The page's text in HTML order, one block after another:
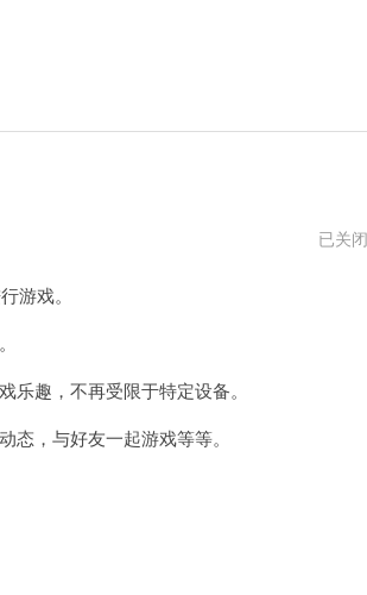
steam
已关
游戏。
趣，不再受限于特定设备。
，与好友一起游戏等等。